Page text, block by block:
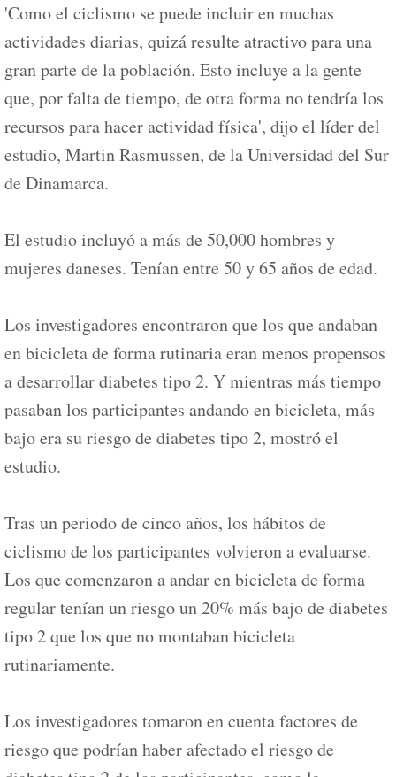
'Como el ciclismo se puede incluir en muchas
actividades diarias, quizá resulte atractivo para una
gran parte de la población. Esto incluye a la gente
que, por falta de tiempo, de otra forma no tendría los
recursos para hacer actividad física', dijo el líder del
estudio, Martin Rasmussen, de la Universidad del Sur
de Dinamarca.
El estudio incluyó a más de 50,000 hombres y
mujeres daneses. Tenían entre 50 y 65 años de edad.
Los investigadores encontraron que los que andaban
en bicicleta de forma rutinaria eran menos propensos
a desarrollar diabetes tipo 2. Y mientras más tiempo
pasaban los participantes andando en bicicleta, más
bajo era su riesgo de diabetes tipo 2, mostró el
estudio.
Tras un periodo de cinco años, los hábitos de
ciclismo de los participantes volvieron a evaluarse.
Los que comenzaron a andar en bicicleta de forma
regular tenían un riesgo un 20% más bajo de diabetes
tipo 2 que los que no montaban bicicleta
rutinariamente.
Los investigadores tomaron en cuenta factores de
riesgo que podrían haber afectado el riesgo de